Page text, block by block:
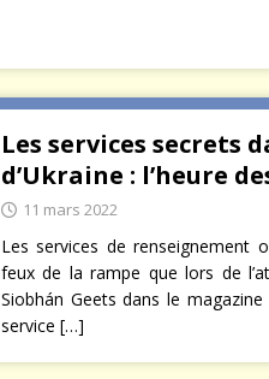
Les services secrets
d’Ukraine : l’heure
11 mars 2022
Les services de renseignement
feux de la rampe que lors de
Siobhán Geets dans le
service […]